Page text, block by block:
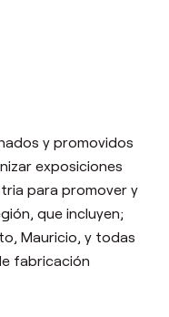
y promovidos
exposiciones
para promover y
que incluyen;
Mauricio, y todas
fabricación